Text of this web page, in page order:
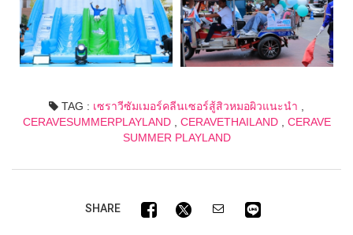
TAG : เซราวีซัมเมอร์คลีนเซอร์สู้สิวหมอผิวแนะนำ ,
CERAVESUMMERPLAYLAND, CERAVETHAILAND, CERAVE
SUMMER PLAYLAND
SHARE